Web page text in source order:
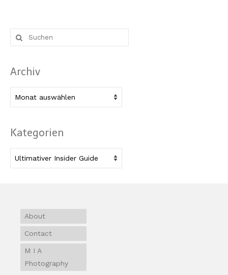
Suche
nach:
Archiv
Kategorien
About
Contact
M I A
Photography